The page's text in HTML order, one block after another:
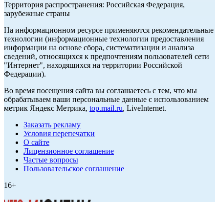
Территория распространения: Российская Федерация,
зарубежные страны
На информационном ресурсе применяются рекомендательные
технологии (информационные технологии предоставления
информации на основе сбора, систематизации и анализа
сведений, относящихся к предпочтениям пользователей сети
"Интернет", находящихся на территории Российской
Федерации).
Во время посещения сайта вы соглашаетесь с тем, что мы
обрабатываем ваши персональные данные с использованием
метрик Яндекс Метрика, top.mail.ru, LiveInternet.
Заказать рекламу
Условия перепечатки
О сайте
Лицензионное соглашение
Частые вопросы
Пользовательское соглашение
16+